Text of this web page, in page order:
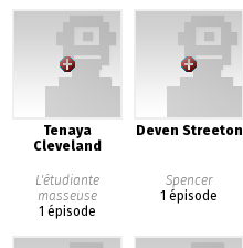
Tenaya
Cleveland
L'étudiante
masseuse
1 épisode
Deven Streeton
Spencer
1 épisode